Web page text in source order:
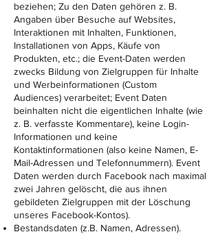
beziehen; Zu den Daten gehören z. B.
Angaben über Besuche auf Websites,
Interaktionen mit Inhalten, Funktionen,
Installationen von Apps, Käufe von
Produkten, etc.; die Event-Daten werden
zwecks Bildung von Zielgruppen für Inhalte
und Werbeinformationen (Custom
Audiences) verarbeitet; Event Daten
beinhalten nicht die eigentlichen Inhalte (wie
z. B. verfasste Kommentare), keine Login-
Informationen und keine
Kontaktinformationen (also keine Namen, E-
Mail-Adressen und Telefonnummern). Event
Daten werden durch Facebook nach maximal
zwei Jahren gelöscht, die aus ihnen
gebildeten Zielgruppen mit der Löschung
unseres Facebook-Kontos).
Bestandsdaten (z.B. Namen, Adressen).